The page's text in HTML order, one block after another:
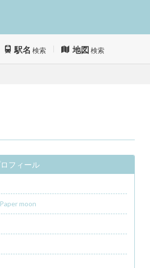
駅名 検索 地図 検索
フィール
moon